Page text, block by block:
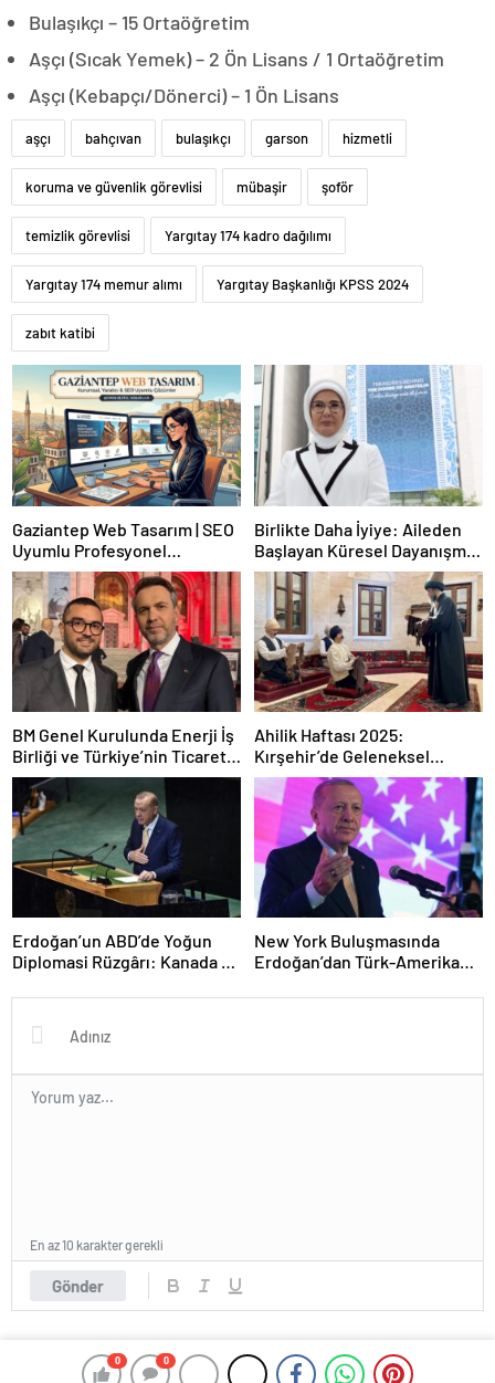
0 0
Bulaşıkçı – 15 Ortaöğretim
Aşçı (Sıcak Yemek) – 2 Ön Lisans / 1 Ortaöğretim
Aşçı (Kebapçı/Dönerci) – 1 Ön Lisans
aşçı bahçıvan bulaşıkçı garson hizmetli
koruma ve güvenlik görevlisi mübaşir şoför
temizlik görevlisi Yargıtay 174 kadro dağılımı
Yargıtay 174 memur alımı Yargıtay Başkanlığı KPSS 2024
zabıt katibi
Gaziantep Web Tasarım | SEO
Uyumlu Profesyonel
Çözümler
Birlikte Daha İyiye: Aileden
Başlayan Küresel Dayanışma
Yan Etkinliği (BM 80. Genel
Kurulu)
BM Genel Kurulunda Enerji İş
Birliği ve Türkiye’nin Ticaret
Hedefleri: Bayraktar’ın
Açıklamaları
Ahilik Haftası 2025:
Kırşehir’de Geleneksel
Kutlama ve Kültürel Mirasın
Yaşatılması
Erdoğan’un ABD’de Yoğun
Diplomasi Rüzgârı: Kanada ve
Adımlar
New York Buluşmasında
Erdoğan’dan Türk-Amerikan
Gönder
En az 10 karakter gerekli
© 2025 Haberlerin - Tüm Hakları Saklıdır. Powered By